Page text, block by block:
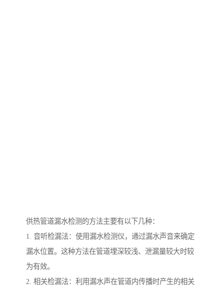
供热管道漏水检测的方法主要有以下几种：
1. 音听检漏法：使用漏水检测仪，通过漏水声音来确定
漏水位置。这种方法在管道埋深较浅、泄漏量较大时较
为有效。
2. 相关检漏法：利用漏水声在管道内传播时产生的相关